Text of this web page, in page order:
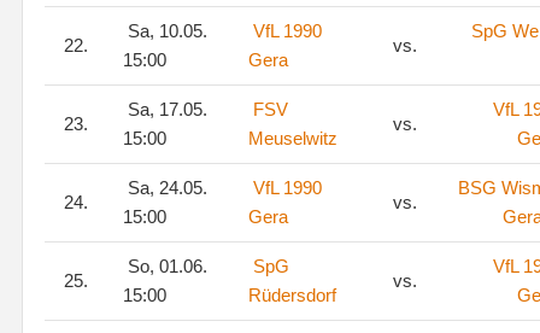
22.
Sa, 10.05.
15:00
VfL 1990
Gera
vs.
SpG
23.
Sa, 17.05.
15:00
FSV
Meuselwitz
vs.
VfL
24.
Sa, 24.05.
15:00
VfL 1990
Gera
vs.
BSG
25.
So, 01.06.
15:00
SpG
Rüdersdorf
vs.
VfL